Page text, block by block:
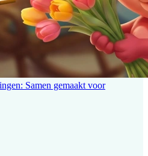
Samen gemaakt voor